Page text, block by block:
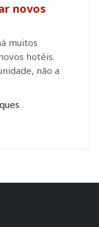
novos
muitos
hotéis.
não a